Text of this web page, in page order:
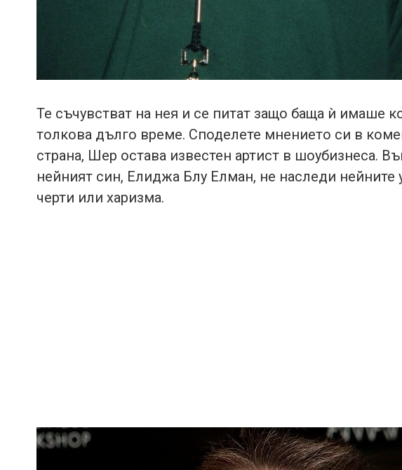
Те съчувстват на нея и се питат защо баща ѝ имаше
толкова дълго време. Споделете мнението си в
страна, Шер остава известен артист в шоубизнеса.
нейният син, Елиджа Блу Елман, не наследи
черти или харизма.